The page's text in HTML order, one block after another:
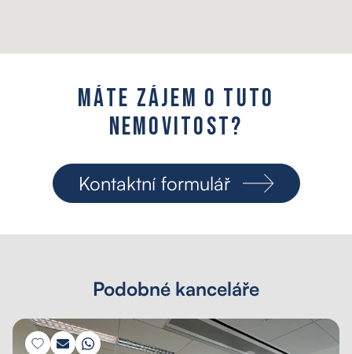
Máte zájem o tuto
nemovitost?
Kontaktní formulář
Podobné kanceláře